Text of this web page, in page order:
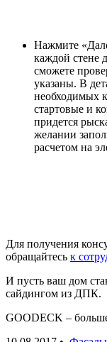
Нажмите
каждой стене
сможете
указаны. В
необходимых
стартовые и
придется
желании
расчетом на
Для получения
обращайтесь к
И пусть ваш дом
сайдингом из ДПК.
GOODECK –